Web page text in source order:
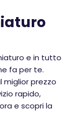
e in tutto
fa per te.
prezzo
rapido,
e scopri la